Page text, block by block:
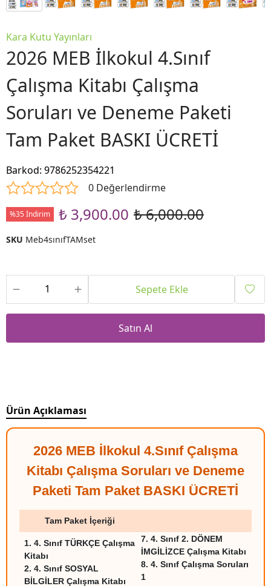
Kara Kutu Yayınları
2026 MEB İlkokul 4.Sınıf
Çalışma Kitabı Çalışma
Soruları ve Deneme Paketi
Tam Paket BASKI ÜCRETİ
Barkod: 9786252354221
0 Değerlendirme
%35 İndirim ₺ 3,900.00 ₺ 6,000.00
SKU Meb4sınıfTAMset
Sepete Ekle
Satın Al
Ürün Açıklaması
2026 MEB İlkokul 4.Sınıf Çalışma
Kitabı Çalışma Soruları ve Deneme
Paketi Tam Paket BASKI ÜCRETİ
Tam Paket İçeriği
1. 4. Sınıf TÜRKÇE Çalışma
Kitabı
2. 4. Sınıf SOSYAL
BİLGİLER Çalışma Kitabı
7. 4. Sınıf 2. DÖNEM
İMGİLİZCE Çalışma Kitabı
8. 4. Sınıf Çalışma Soruları
1